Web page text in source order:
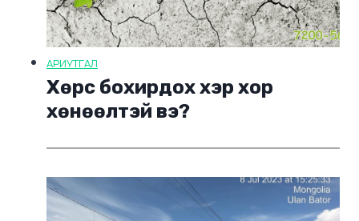
АРИУТГАЛ
Хөрс бохирдох хэр хор
хөнөөлтэй вэ?